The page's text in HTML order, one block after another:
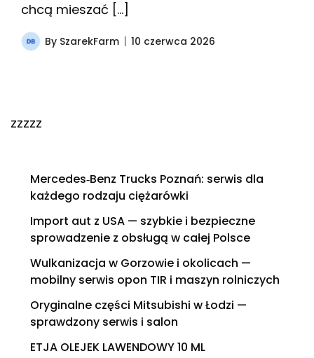
chcą mieszać […]
By SzarekFarm 10 czerwca 2026
zzzzz
Mercedes‑Benz Trucks Poznań: serwis dla
każdego rodzaju ciężarówki
Import aut z USA — szybkie i bezpieczne
sprowadzenie z obsługą w całej Polsce
Wulkanizacja w Gorzowie i okolicach —
mobilny serwis opon TIR i maszyn rolniczych
Oryginalne części Mitsubishi w Łodzi —
sprawdzony serwis i salon
ETJA OLEJEK LAWENDOWY 10 ML